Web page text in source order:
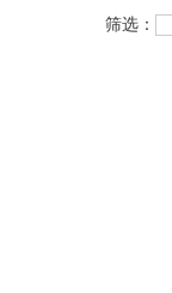
筛选：